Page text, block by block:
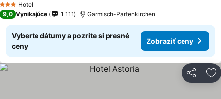
3 Počet hviezdičiek
Hotel
9,0 Vynikajúce 1 111 Garmisch-Partenkirchen
Vyberte dátumy a pozrite si presné
ceny
Zobraziť ceny
Zdieľať